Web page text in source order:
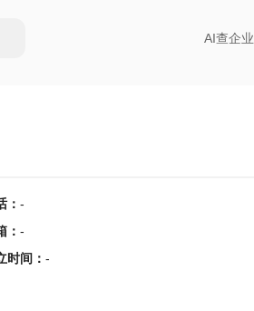
AI查企业
： -
： -
时间 ： -